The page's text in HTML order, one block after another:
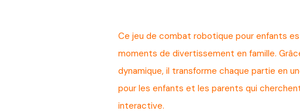
Ce jeu de combat robotique pour enfants
moments de divertissement en famille.
dynamique, il transforme chaque partie en
pour les enfants et les parents qui
interactive.